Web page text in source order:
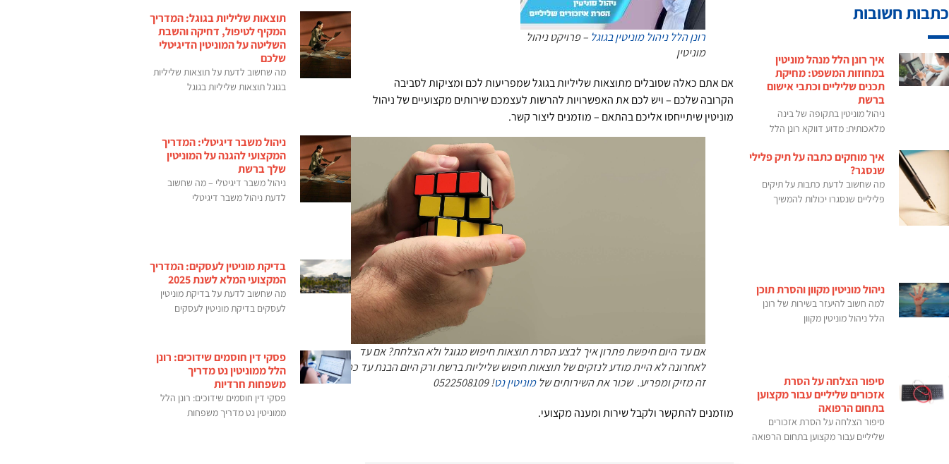
כתבות חשובות
איך רונן הלל מנהל מוניטין
במחוזות המשפט: מחיקת
תכנים שליליים וכתבי אישום
ברשת
ניהול מוניטין בתקופה של בינה
מלאכותית: מדוע דווקא רונן הלל
איך מוחקים כתבה על תיק פלילי
שנסגר?
מה שחשוב לדעת כתבות על תיקים
פליליים שנסגרו יכולות להמשיך
ניהול מוניטין מקוון והסרת תוכן
למה חשוב להיעזר בשירות של רונן
הלל ניהול מוניטין מקוון
סיפור הצלחה על הסרת
אזכורים שליליים עבור מקצוען
בתחום הרפואה
סיפור הצלחה על הסרת אזכורים
שליליים עבור מקצוען בתחום הרפואה
רונן הלל ניהול מוניטין בגוגל – פרויקט ניהול
מוניטין
אם אתם כאלה שסובלים מתוצאות שליליות בגוגל שמפריעות לכם ומציקות לסביבה
הקרובה שלכם – ויש לכם את האפשרויות להרשות לעצמכם שירותים מקצועיים של ניהול
מוניטין שיתייחסו אליכם בהתאם – מוזמנים ליצור קשר.
אם עד היום חיפשת פתרון איך לבצע הסרת תוצאות חיפוש מגוגל ולא הצלחת? אם עד
לאחרונה לא היית מודע לנזקים של תוצאות חיפוש שליליות ברשת ורק היום הבנת עד כמה
זה מזיק ומפריע. שכור את השירותים שלמוניטין נט! 0522508109
מוזמנים להתקשר ולקבל שירות ומענה מקצועי.
תוצאות שליליות בגוגל: המדריך
המקיף לטיפול, דחיקה והשבת
השליטה על המוניטין הדיגיטלי
שלכם
מה שחשוב לדעת על תוצאות שליליות
בגוגל תוצאות שליליות בגוגל
ניהול משבר דיגיטלי: המדריך
המקצועי להגנה על המוניטין
שלך ברשת
ניהול משבר דיגיטלי – מה שחשוב
לדעת ניהול משבר דיגיטלי
בדיקת מוניטין לעסקים: המדריך
המקצועי המלא לשנת 2025
מה שחשוב לדעת על בדיקת מוניטין
לעסקים בדיקת מוניטין לעסקים
פסקי דין חוסמים שידוכים: רונן
הלל ממוניטין נט מדריך
משפחות חרדיות
פסקי דין חוסמים שידוכים: רונן הלל
ממוניטין נט מדריך משפחות